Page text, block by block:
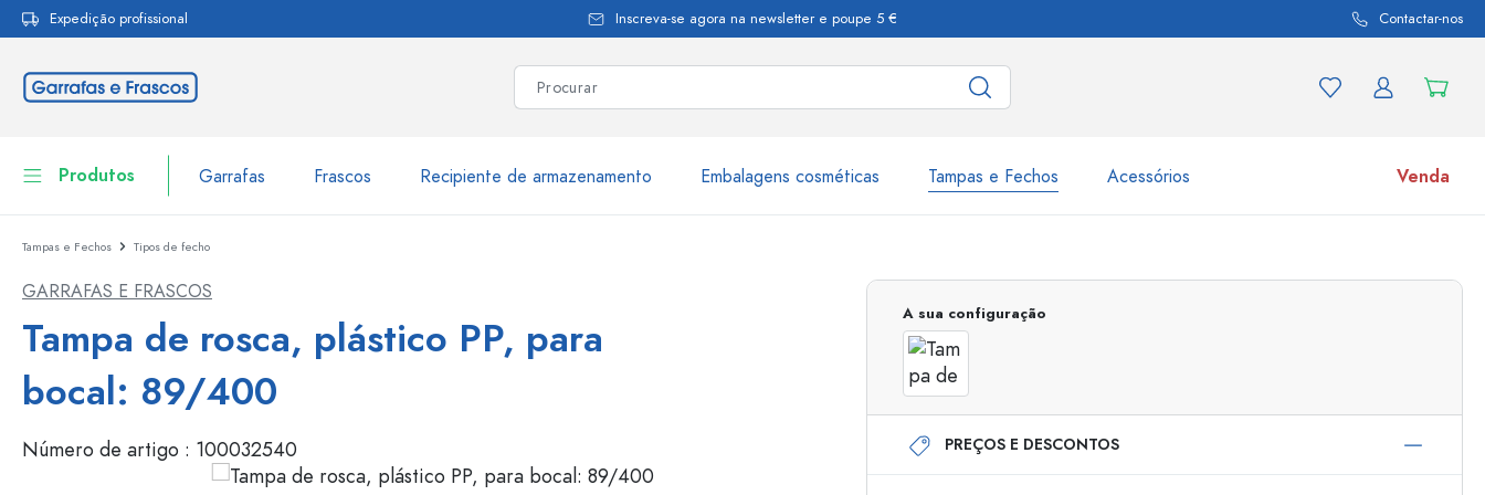
Saltar para a navegação principal
Expedição profissional Inscreva-se agora na newsletter e poupe 5 € Contactar-nos
Produtos Garrafas Frascos Recipiente de armazenamento Embalagens cosméticas Tampas e Fechos Acessórios Venda
Garrafas
Recipiente de armazenamento
Louça de mesa
Embalagens cosméticas
Garrafas por marca
Garrafas WECK
Garrafas Estal
Garrafas com tampa mecânica
Frascos de pulverização
Dispensadores Airless
Frascos com roll-on
Frascos
Tampas e Fechos Tipos de fecho
GARRAFAS E FRASCOS
Tampa de rosca, plástico PP, para
bocal: 89/400
Número de artigo : 100032540
A sua configuração
PREÇOS E DESCONTOS